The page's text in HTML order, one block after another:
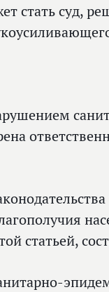
стать суд,
статьей,